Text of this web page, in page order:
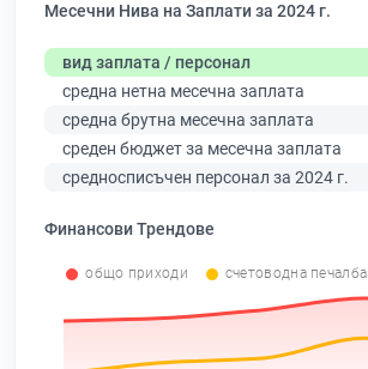
Месечни Нива на Заплати за 2024 г.
вид заплата / персонал
средна нетна месечна заплата
средна брутна месечна заплата
среден бюджет за месечна заплата
средносписъчен персонал за 2024 г.
Финансови Трендове
общо приходи счетоводна печалба